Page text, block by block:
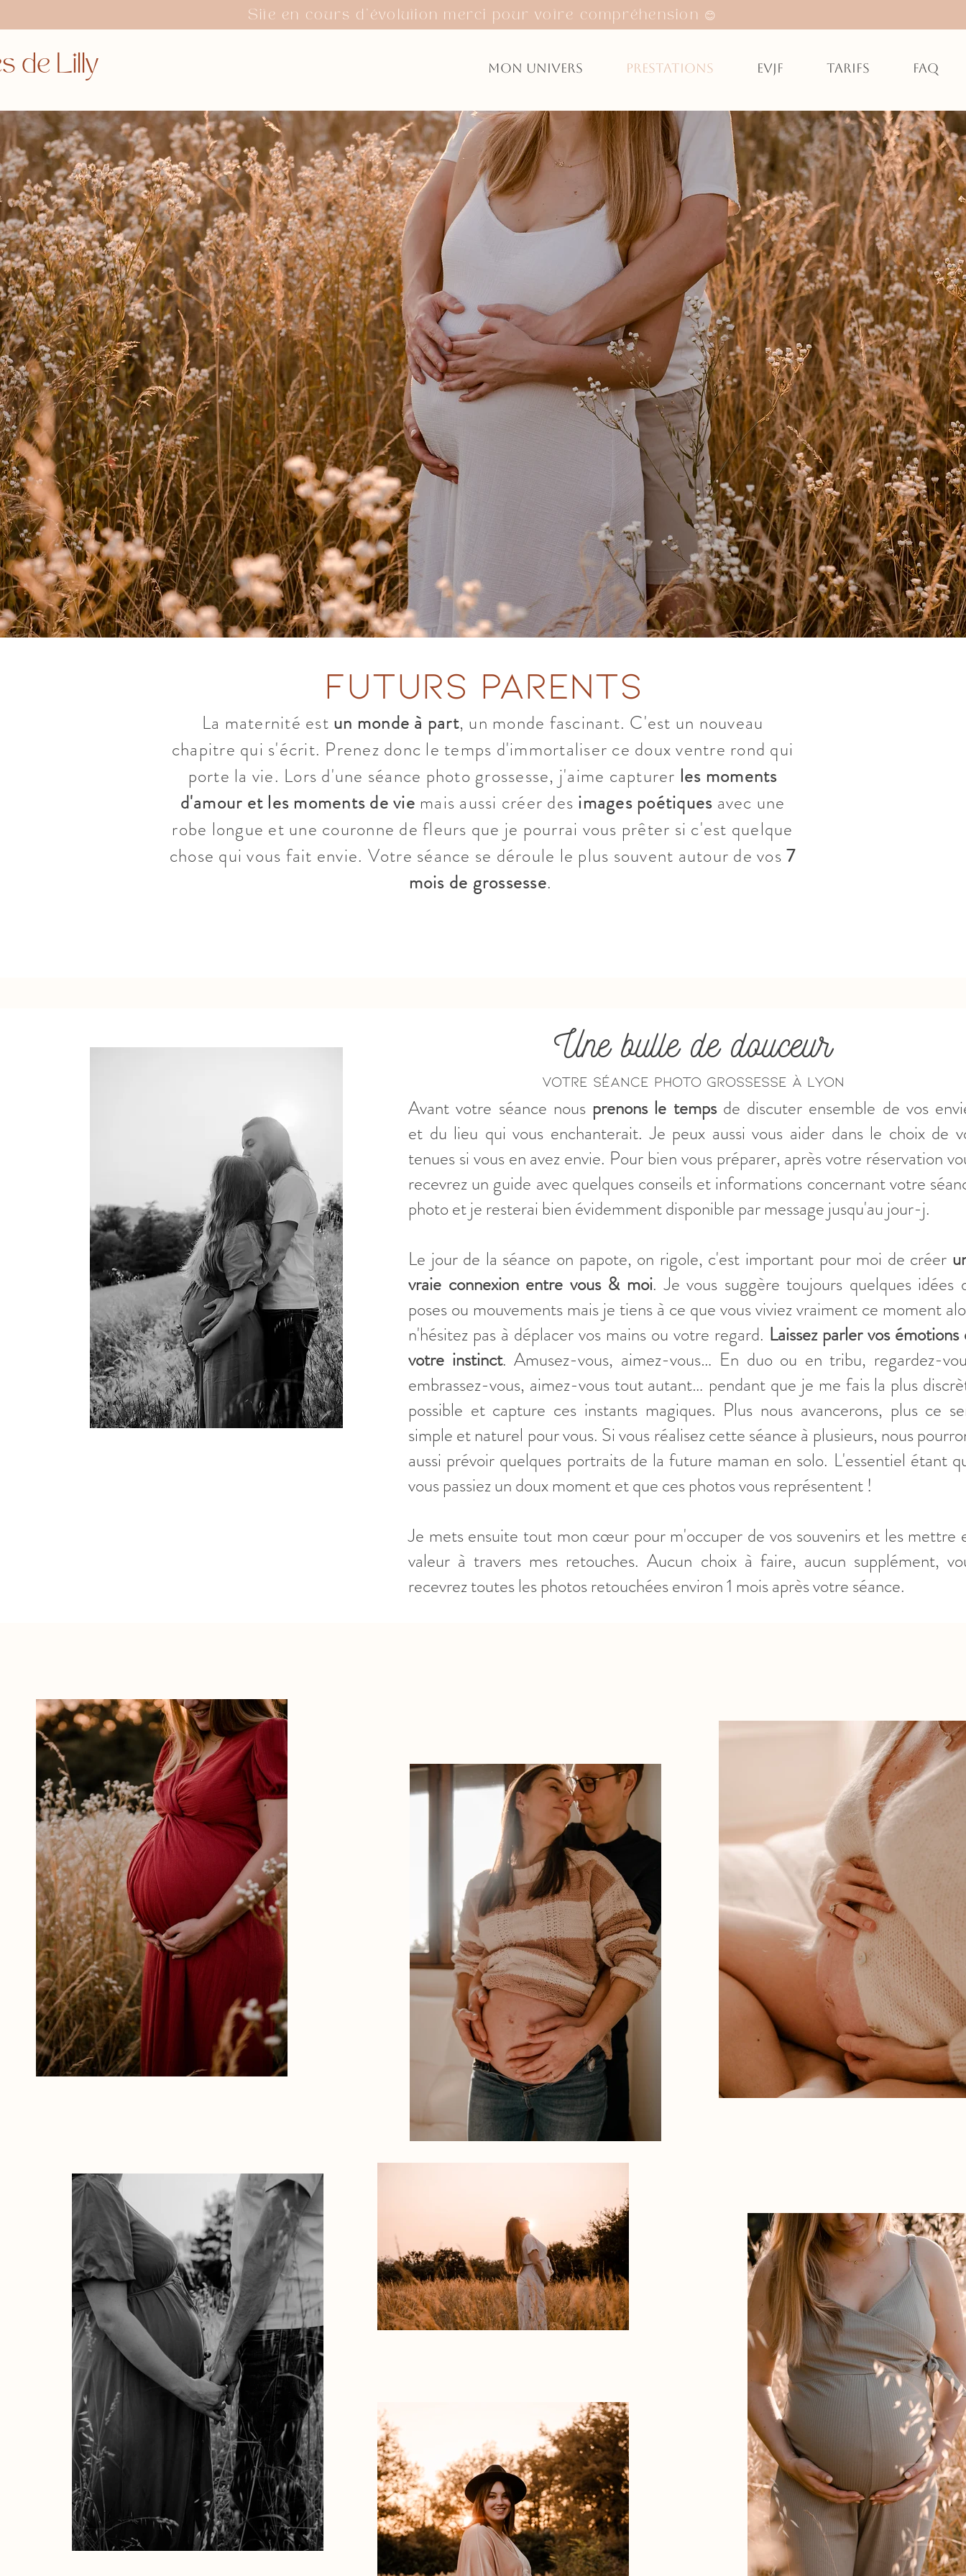
Site en cours d'évolution merci pour votre compréhension 😊
de Lilly Mon univers Prestations EVJF Tarifs FAQ
futurs parents
La maternité est un monde à part, un monde fascinant. C'est un nouveau
chapitre qui s'écrit. Prenez donc le temps d'immortaliser ce doux ventre rond qui
porte la vie. Lors d'une séance photo grossesse, j'aime capturer les moments
d'amour et les moments de vie mais aussi créer des images poétiques avec une
robe longue et une couronne de fleurs que je pourrai vous prêter si c'est quelque
chose qui vous fait envie. Votre séance se déroule le plus souvent autour de vos7
mois de grossesse.
Une bulle de douceur
Votre séance photo grossesse à LYON
Avant votre séance nous prenons le tempsde discuter ensemble de vos
et du lieu qui vous enchanterait. Je peux aussi vous aider dans le choix de
tenues si vous en avez envie. Pour bien vous préparer, après votre réservation
recevrez un guide avec quelques conseils et informations concernant votre
photo et je resterai bien évidemment disponible par message jusqu'au jour-j.
Le jour de la séance on papote, on rigole, c'est important pour moi de créer
vraie connexion entre vous & moi. Je vous suggère toujours quelques idées
poses ou mouvements mais je tiens à ce que vous viviez vraiment ce moment
n'hésitez pas à déplacer vos mains ou votre regard. Laissez parler vos émotions
votre instinct. Amusez-vous, aimez-vous… En duo ou en tribu, regardez-
embrassez-vous, aimez-vous tout autant… pendant que je me fais la plus
possible et capture ces instants magiques. Plus nous avancerons, plus ce
simple et naturel pour vous. Si vous réalisez cette séance à plusieurs, nous
aussi prévoir quelques portraits de la future maman en solo. L'essentiel étant
vous passiez un doux moment et que ces photos vous représentent !
Je mets ensuite tout mon cœur pour m'occuper de vos souvenirs et les mettre
valeur à travers mes retouches. Aucun choix à faire, aucun supplément,
recevrez toutes les photos retouchées environ 1 mois après votre séance.